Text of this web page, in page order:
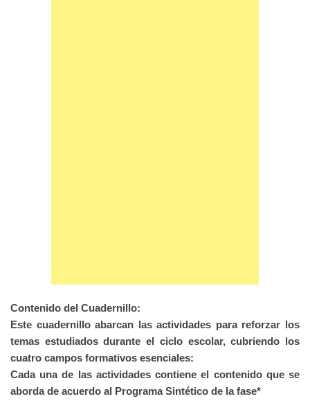
Contenido del Cuadernillo:
Este cuadernillo abarcan las actividades para reforzar los
temas estudiados durante el ciclo escolar, cubriendo los
cuatro campos formativos esenciales:
Cada una de las actividades contiene el contenido que se
aborda de acuerdo al Programa Sintético de la fase*